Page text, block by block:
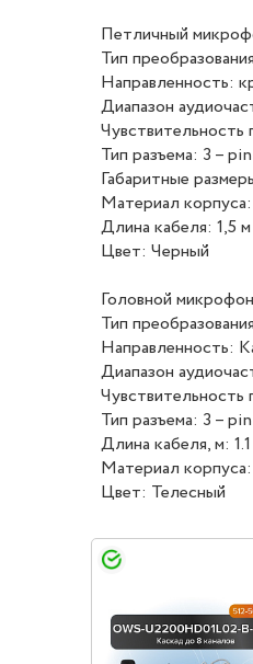
Петличный
Тип
Направленность:
Диапазон
Тип разъема: 3 –
Габаритные
Материал
Длина кабеля: 1,5 м
Цвет: Черный
Головной
Тип
Направленность:
Диапазон
Тип разъема: 3 –
Длина кабеля, м: 1.1
Материал
Цвет: Телесный